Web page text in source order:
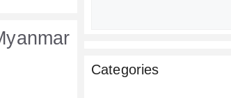
Categories